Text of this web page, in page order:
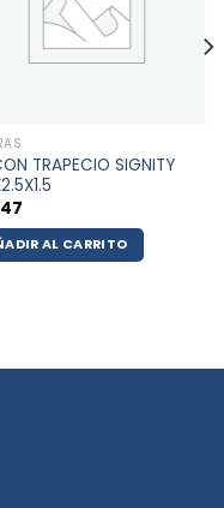
TRAPECIO SIGNITY
AL CARRITO